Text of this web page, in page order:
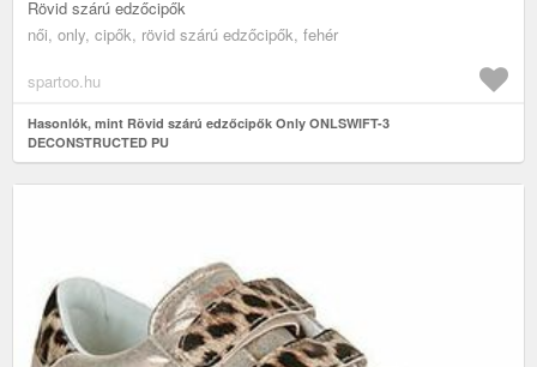
Rövid szárú edzőcipők
női, only, cipők, rövid szárú edzőcipők, fehér
spartoo.hu
Hasonlók, mint Rövid szárú edzőcipők Only ONLSWIFT-3
DECONSTRUCTED PU